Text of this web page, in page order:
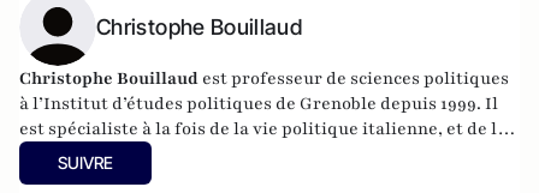
Christophe Bouillaud
Christophe Bouillaud est professeur de sciences politiques
à l’Institut d’études politiques de Grenoble depuis 1999. Il
est spécialiste à la fois de la vie politique italienne, et de la
vie politique européenne, en particulier sous l’angle des
partis.
SUIVRE